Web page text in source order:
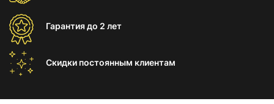
Гарантиядо 2 лет
Скидки постоянным клиентам